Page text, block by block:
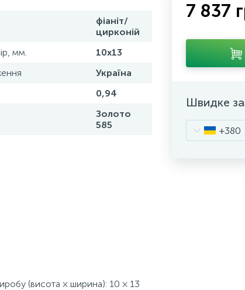
фіаніт/
цирконій
мм.
10х13
Україна
0,94
Золото
585
(висота × ширина): 10 × 13
7 837
Швидке
+380